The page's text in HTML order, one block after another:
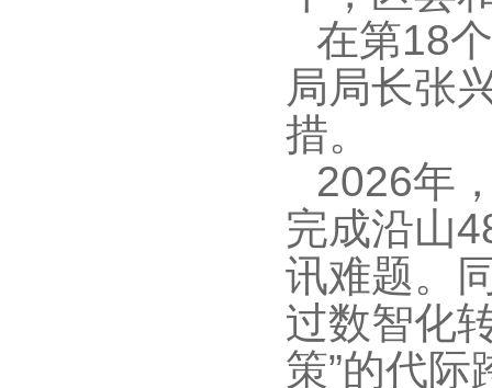
在第18
局局长张
措。
2026年
完成沿山
讯难题。
过数智化
策”的代际